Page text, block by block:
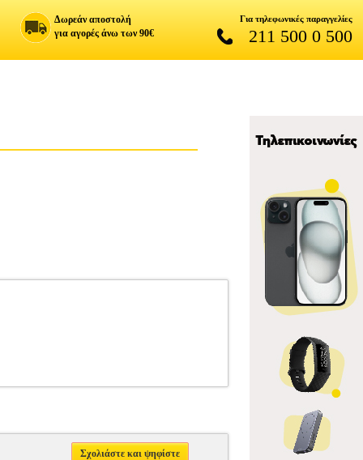
Δωρεάν αποστολή
για αγορές άνω των 90€
Για τηλεφωνικές παραγγελίες
211 500 0 500
Σχολιάστε και ψηφίστε